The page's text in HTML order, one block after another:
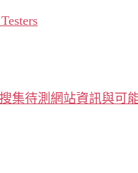
集待測網站資訊與可